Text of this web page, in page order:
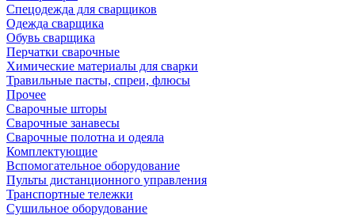
Спецодежда для сварщиков
Одежда сварщика
Обувь сварщика
Перчатки сварочные
Химические материалы для сварки
Травильные пасты, спреи, флюсы
Прочее
Сварочные шторы
Сварочные занавесы
Сварочные полотна и одеяла
Комплектующие
Вспомогательное оборудование
Пульты дистанционного управления
Транспортные тележки
Сушильное оборудование